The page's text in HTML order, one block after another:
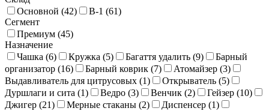
Основной (42) В-1 (61)
Сегмент
Премиум (45)
Назначение
Чашка (6) Кружка (5) Багаття удалить (9)
Барный
организатор (16) Барный коврик (7) Атомайзер (3)
Выдавливатель для цитрусовых (1) Открыватель (5)
Дуршлаги и сита (1) Ведро (3) Венчик (2) Гейзер (10)
Джигер (21) Мерные стаканы (2) Диспенсер (1)